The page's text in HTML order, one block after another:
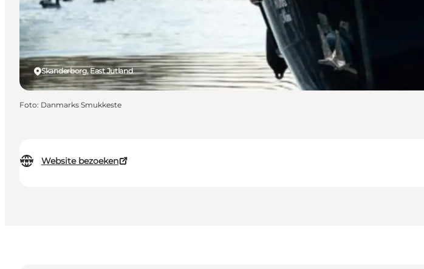
Website bezoeken
Skanderborg, East Jutland
Foto: Danmarks Smukkeste